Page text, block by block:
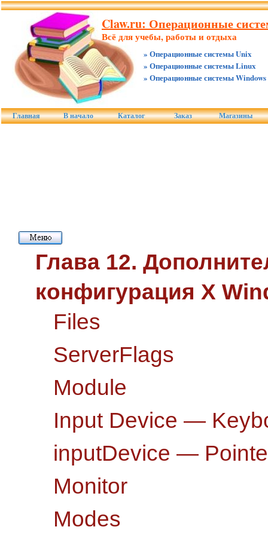
Claw.ru: Операционные
Всё для учебы, работы и отдыха
» Операционные системы Unix
» Операционные системы Linux
» Операционные системы Windows
Главная В начало Каталог Заказ Магазины
Глава 12.
конфигурация X
Files
ServerFlags
Module
Input Device —
inputDevice —
Monitor
Modes